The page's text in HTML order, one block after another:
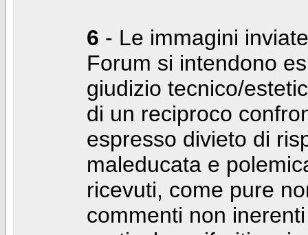
6 - Le immagini
Forum si intendono
giudizio tecnico/
di un reciproco
espresso divieto di
maleducata e
ricevuti, come pure
commenti non